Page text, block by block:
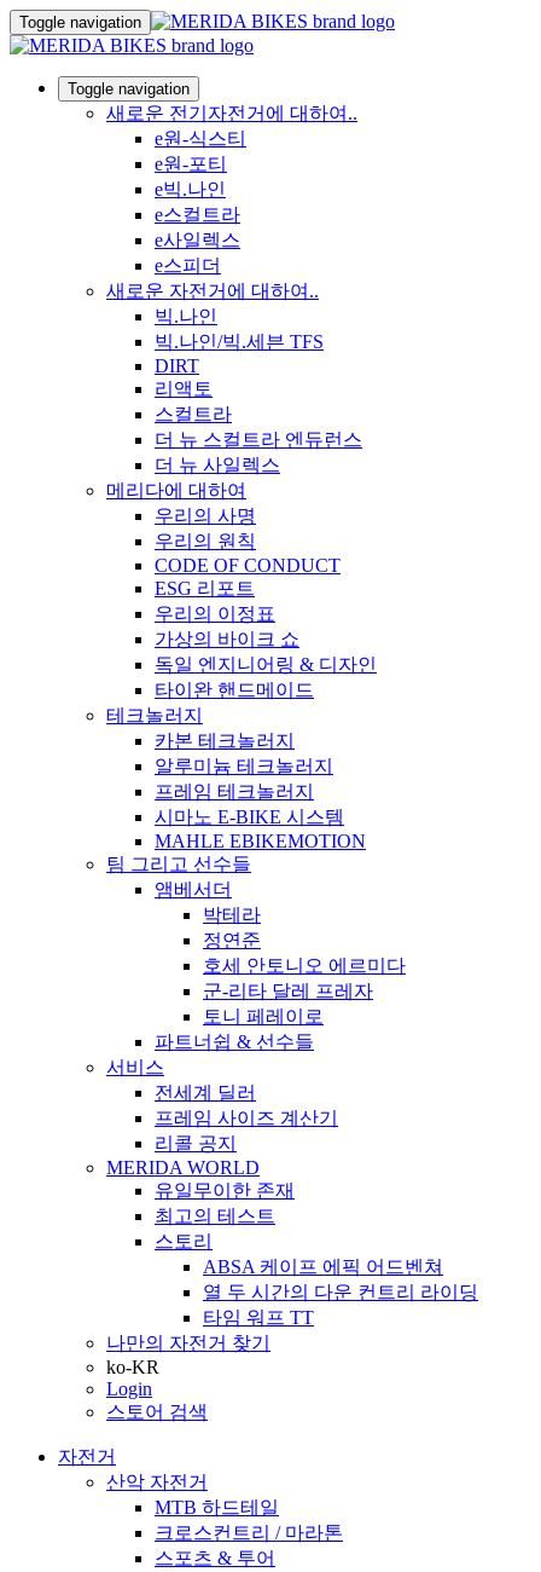
Toggle navigation
Toggle navigation
새로운 전기자전거에 대하여..
e원-식스티
e원-포티
e빅.나인
e스컬트라
e사일렉스
e스피더
새로운 자전거에 대하여..
빅.나인
빅.나인/빅.세븐 TFS
DIRT
리액토
스컬트라
더 뉴 스컬트라 엔듀런스
더 뉴 사일렉스
메리다에 대하여
우리의 사명
우리의 원칙
CODE OF CONDUCT
ESG 리포트
우리의 이정표
가상의 바이크 쇼
독일 엔지니어링 & 디자인
타이완 핸드메이드
테크놀러지
카본 테크놀러지
알루미늄 테크놀러지
프레임 테크놀러지
시마노 E-BIKE 시스템
MAHLE EBIKEMOTION
팀 그리고 선수들
앰베서더
박테라
정연준
호세 안토니오 에르미다
군-리타 달레 프레자
토니 페레이로
파트너쉽 & 선수들
서비스
전세계 딜러
프레임 사이즈 계산기
리콜 공지
MERIDA WORLD
유일무이한 존재
최고의 테스트
스토리
ABSA 케이프 에픽 어드벤쳐
열 두 시간의 다운 컨트리 라이딩
타임 워프 TT
나만의 자전거 찾기
ko-KR
Login
스토어 검색
자전거
산악 자전거
MTB 하드테일
크로스컨트리 / 마라톤
스포츠 & 투어